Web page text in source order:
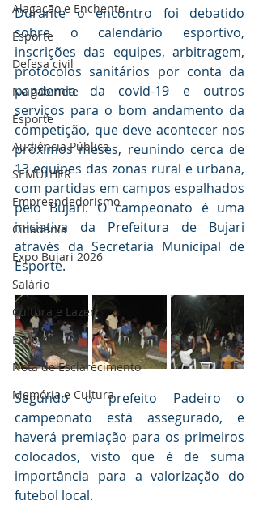
Alagação e Enchente
Esporte
Defesa civil
No gabinete
Esporte
Audiência Pública
SEMULHER
Empreendedorismo
Cidadania
Expo Bujari 2026
Salário
Cultura e Lazer
Expo XIV
Nota de Esclarecimento
Memória e Cultura
Durante o encontro foi debatido
sobre o calendário esportivo,
inscrições das equipes, arbitragem,
protocolos sanitários por conta da
pandemia da covid-19 e outros
serviços para o bom andamento da
competição, que deve acontecer nos
próximos meses, reunindo cerca de
13 equipes das zonas rural e urbana,
com partidas em campos espalhados
pelo Bujari. O campeonato é uma
iniciativa da Prefeitura de Bujari
através da Secretaria Municipal de
Esporte.
Segundo o prefeito Padeiro o
campeonato está assegurado, e
haverá premiação para os primeiros
colocados, visto que é de suma
importância para a valorização do
futebol local.